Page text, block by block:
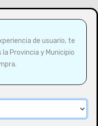
de usuario, te
Provincia y Municipio